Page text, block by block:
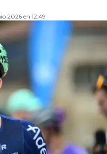
2026 en 12:49